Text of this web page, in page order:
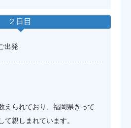
２日目
出発
えられており、福岡県きって
て親しまれています。